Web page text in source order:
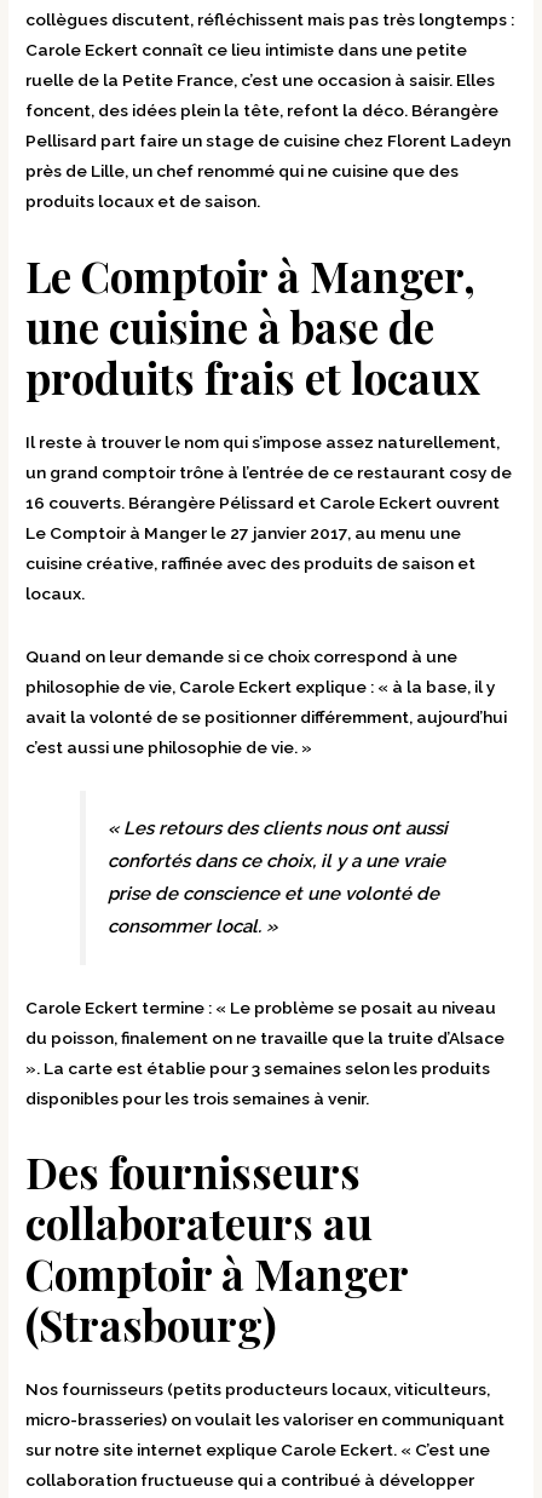
collègues discutent, réfléchissent mais pas très longtemps :
Carole Eckert connaît ce lieu intimiste dans une petite
ruelle de la Petite France, c’est une occasion à saisir. Elles
foncent, des idées plein la tête, refont la déco. Bérangère
Pellisard part faire un stage de cuisine chez Florent Ladeyn
près de Lille, un chef renommé qui ne cuisine que des
produits locaux et de saison.
Le Comptoir à Manger,
une cuisine à base de
produits frais et locaux
Il reste à trouver le nom qui s’impose assez naturellement,
un grand comptoir trône à l’entrée de ce restaurant cosy de
16 couverts. Bérangère Pélissard et Carole Eckert ouvrent
Le Comptoir à Manger le 27 janvier 2017, au menu une
cuisine créative, raffinée avec des produits de saison et
locaux.
Quand on leur demande si ce choix correspond à une
philosophie de vie, Carole Eckert explique : « à la base, il y
avait la volonté de se positionner différemment, aujourd’hui
c’est aussi une philosophie de vie. »
« Les retours des clients nous ont aussi
confortés dans ce choix, il y a une vraie
prise de conscience et une volonté de
consommer local. »
Carole Eckert termine : « Le problème se posait au niveau
du poisson, finalement on ne travaille que la truite d’Alsace
». La carte est établie pour 3 semaines selon les produits
disponibles pour les trois semaines à venir.
Des fournisseurs
collaborateurs au
Comptoir à Manger
(Strasbourg)
Nos fournisseurs (petits producteurs locaux, viticulteurs,
micro-brasseries) on voulait les valoriser en communiquant
sur notre site internet explique Carole Eckert. « C’est une
collaboration fructueuse qui a contribué à développer